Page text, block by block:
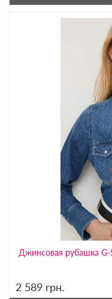
Джинсовая рубашка G-
2 589 грн.